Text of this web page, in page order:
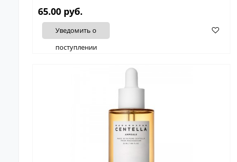
65.00 руб.
Уведомить о
поступлении